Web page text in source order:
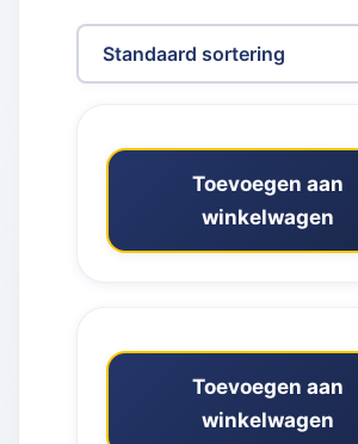
Toevoegen aan
winkelwagen
Toevoegen aan
winkelwagen